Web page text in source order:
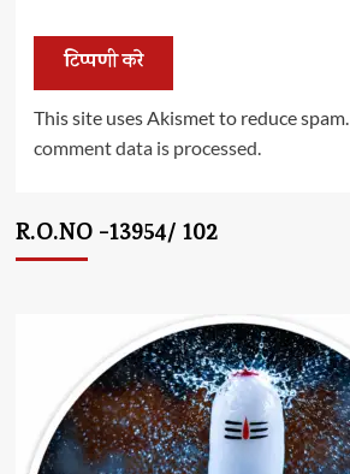
This site uses Akismet to reduce spam.
comment data is processed.
R.O.NO -13954/ 102